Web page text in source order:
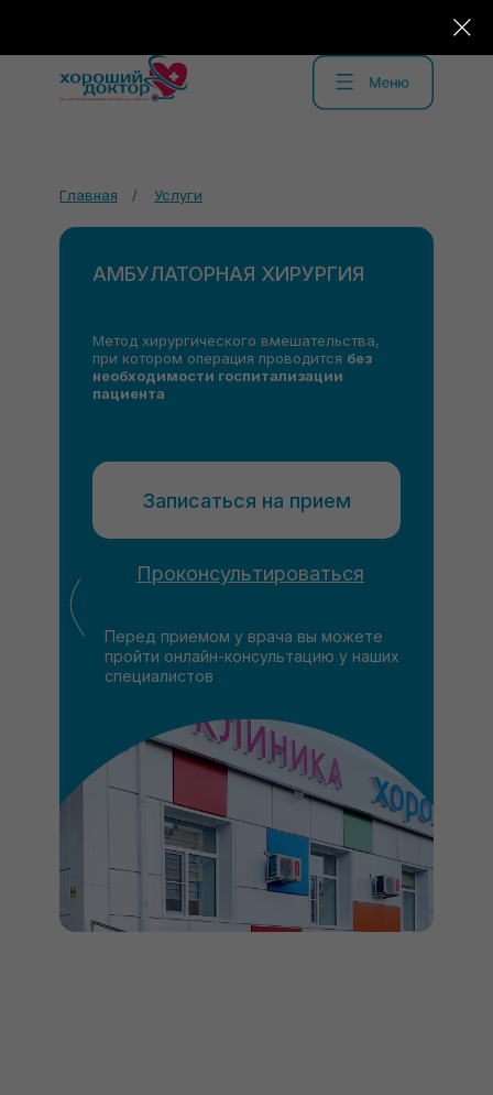
АМБУЛАТОРНАЯ ХИРУРГИЯ
Метод хирургического вмешательства,
при котором операция проводится без
необходимости госпитализации
пациента
Проконсультироваться
Записаться на прием
Перед приемом у врача вы можете
пройти онлайн-консультацию у наших
специалистов
Главная / Услуги